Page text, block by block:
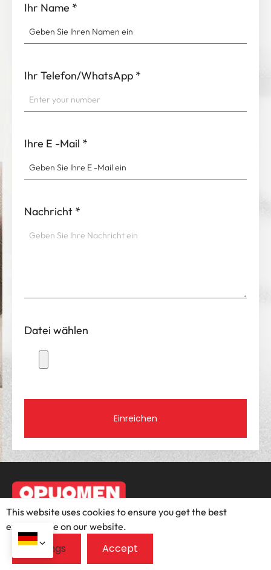
+86-13435443862
jimmywong@opuomen.com
This website uses cookies to ensure you get the best
exprerience on our website.